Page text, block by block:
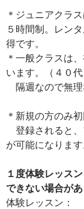
＊ジュニアクラ
５時間制。レン
得です。
＊一般クラスは
います。（４０
隔週なので無理
＊新規の方のみ
登録されると、
が可能になります
１度体験レッス
できない場合があ
体験レッスン：